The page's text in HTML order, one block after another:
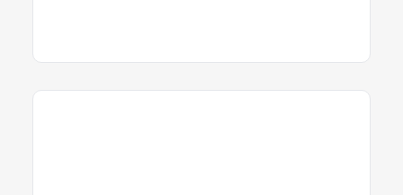
ชัดเจนหรือไม่ ใช้เสียงได้ถึงกี่โมง และมีความเสี่ยงเรื่องค่าปรับหรือ
กัน ไม่ใช่ดูจากรีวิวเดียว รูปเดียว หรือคะแนนดาวเพียงอย่างเดียว